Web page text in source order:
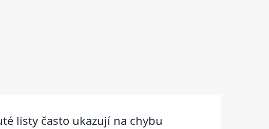
listy často ukazují na chybu